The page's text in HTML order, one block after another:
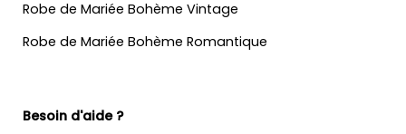
Robe de Mariée Bohème Vintage
Robe de Mariée Bohème Romantique
Besoin d'aide ?